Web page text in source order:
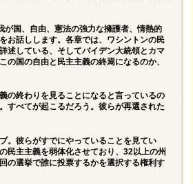
国、自由、憲法の強力な擁護者、情熱的
お話しします。各章では、ワシントンの民
述している、そしてバイデン大統領とカマ
の国の自由と民主主義の終焉になるのか、
の終わりを見ることになると言っているの
すべてが起こるだろう。彼らが再選された
。彼らがすでにやっていることを見てい
民主主義を弱体化させており、32以上の州
の選挙で誰に投票するかを選択する権利す